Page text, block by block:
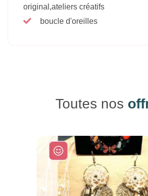
original,ateliers créatifs
boucle d'oreilles
Toutes nos